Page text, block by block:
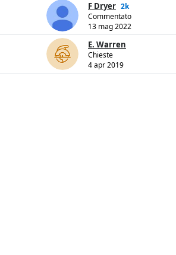
F Dryer 2k
Commentato
13 mag 2022
E. Warren
Chieste
4 apr 2019